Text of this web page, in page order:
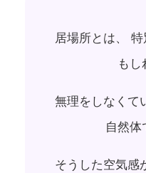
居場所とは、
もし
無理をしなくて
自然体
そうした空気感